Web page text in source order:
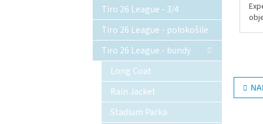
Tiro 26 League - 3/4
Tiro 26 League - polokošile
Tiro 26 League - bundy
Long Coat
Rain Jacket
Stadium Parka